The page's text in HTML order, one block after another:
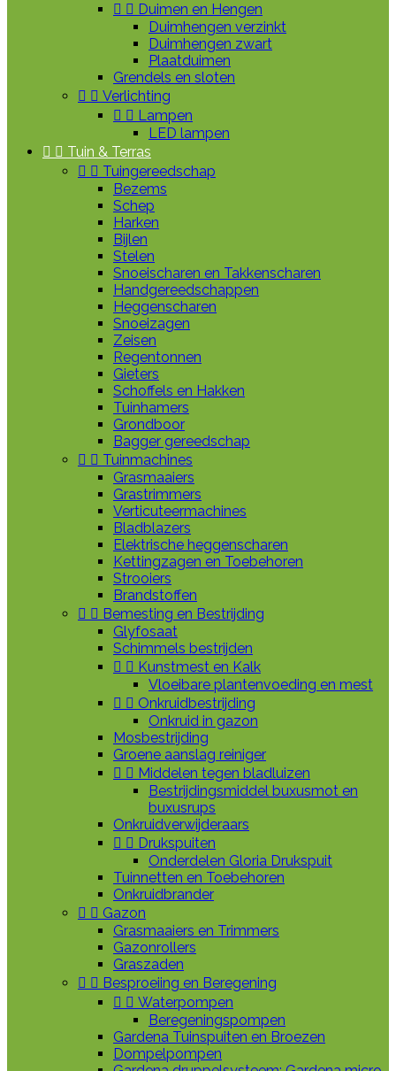
  Duimen en Hengen
Duimhengen verzinkt
Duimhengen zwart
Plaatduimen
Grendels en sloten
  Verlichting
  Lampen
LED lampen
  Tuin & Terras
  Tuingereedschap
Bezems
Schep
Harken
Bijlen
Stelen
Snoeischaren en Takkenscharen
Handgereedschappen
Heggenscharen
Snoeizagen
Zeisen
Regentonnen
Gieters
Schoffels en Hakken
Tuinhamers
Grondboor
Bagger gereedschap
  Tuinmachines
Grasmaaiers
Grastrimmers
Verticuteermachines
Bladblazers
Elektrische heggenscharen
Kettingzagen en Toebehoren
Strooiers
Brandstoffen
  Bemesting en Bestrijding
Glyfosaat
Schimmels bestrijden
  Kunstmest en Kalk
Vloeibare plantenvoeding en mest
  Onkruidbestrijding
Onkruid in gazon
Mosbestrijding
Groene aanslag reiniger
  Middelen tegen bladluizen
Bestrijdingsmiddel buxusmot en
buxusrups
Onkruidverwijderaars
  Drukspuiten
Onderdelen Gloria Drukspuit
Tuinnetten en Toebehoren
Onkruidbrander
  Gazon
Grasmaaiers en Trimmers
Gazonrollers
Graszaden
  Besproeiing en Beregening
  Waterpompen
Beregeningspompen
Gardena Tuinspuiten en Broezen
Dompelpompen